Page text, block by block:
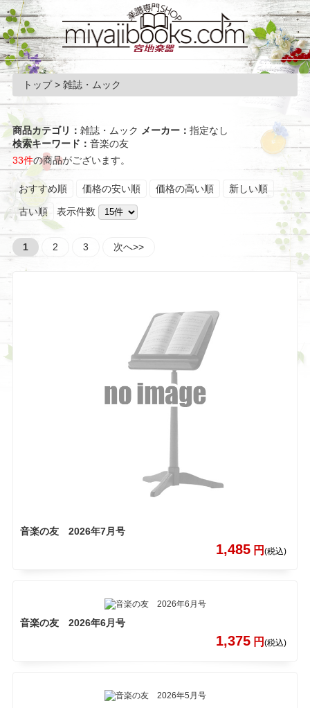
トップ> 雑誌・ムック
商品カテゴリ： 雑誌・ムック メーカー： 指定なし
検索キーワード： 音楽の友
33件の商品がございます。
おすすめ順 価格の安い順 価格の高い順 新しい順
古い順 表示件数
1 2 3 次へ>>
音楽の友 2026年7月号
1,485 円(税込)
音楽の友 2026年6月号
1,375 円(税込)